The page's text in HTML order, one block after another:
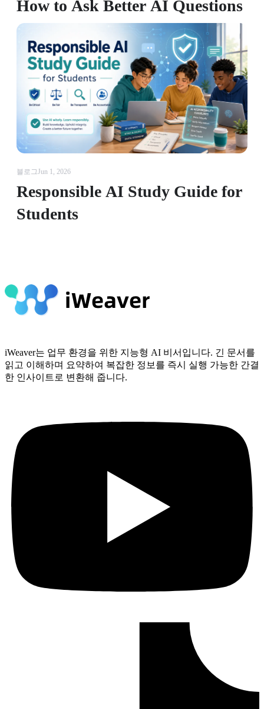
How to Ask Better AI Questions
블로그Jun 1, 2026
Responsible AI Study Guide for
Students
iWeaver는 업무 환경을 위한 지능형 AI 비서입니다. 긴 문서를
읽고 이해하며 요약하여 복잡한 정보를 즉시 실행 가능한 간결
한 인사이트로 변환해 줍니다.